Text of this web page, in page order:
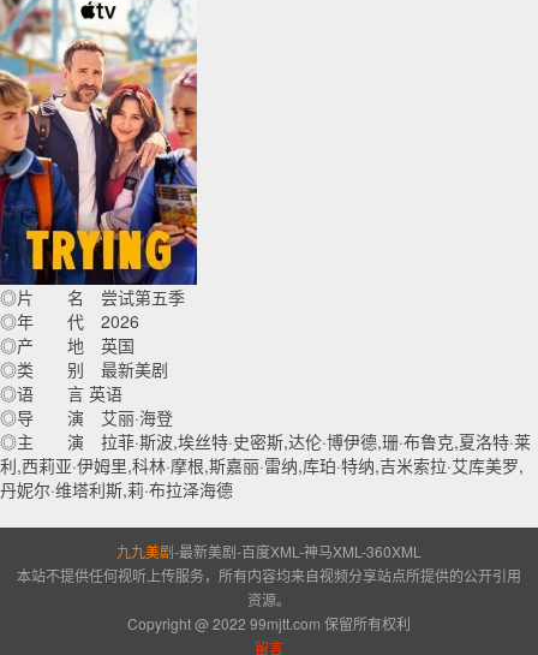
◎片 名 尝试第五季
◎年 代 2026
◎产 地 英国
◎类 别 最新美剧
◎语 言 英语
◎导 演 艾丽·海登
◎主 演 拉菲·斯波,埃丝特·史密斯,达伦·博伊德,珊·布鲁克,夏洛特·莱
利,西莉亚·伊姆里,科林·摩根,斯嘉丽·雷纳,库珀·特纳,吉米索拉·艾库美罗,
丹妮尔·维塔利斯,莉·布拉泽海德
九九美剧-最新美剧-百度XML -神马XML -360XML
本站不提供任何视听上传服务，所有内容均来自视频分享站点所提供的公开引用
资源。
Copyright @ 2022 99mjtt.com 保留所有权利
留言